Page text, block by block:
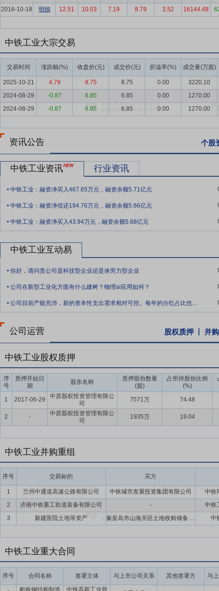
要点6：钢结构制造与安装
公司是我国钢桥梁制造安装的龙头企业，
钢桥5100余座，生产制造的桥梁钢结构、钢索塔产品处于国际先进水
工业厂房、车站、展馆等建筑钢结构业务。近年来，公司加快推动钢
机器人等系列化智能装备，提升生产制造过程的自动化、信息化、数
境、大跨度大节段等高精尖技术储备。
要点7：新型轨道交通产业
公司在新型轨道交通领域具备了钢结构轨
全运行维护、列车控制技术方面具有集成优势。
要点8：新型科技环保产业
公司新型科技环保产业以环保装备制造和
投资、设计咨询、建设运营、施工总承包、设备集成制造、运营管理”
业离不开科技赋能，要大力加强技术攻关，走自主创新的发展路子。
化、绿色化设备应用。国务院印发制造业绿色低碳发展行动方案，部
达峰碳中和。围绕科技强国建设，国家要求聚焦“补短板、锻长板”突
动AI在经济社会各领域深度融合，并发布“人工智能+交通运输”的实施
要点10： 技术优势
报告期内，公司参与建设的南沙港铁路跨洪奇沥
“世界首座高速铁路与公路悬索桥设计方法与工程实施关键技术”荣获
座高速铁路与公路悬索桥设计方法与工程实施关键技术”等14项成果
省级企业技术中心1家和市级企业技术中心1家。截至2025年底，公
专利奖金奖3项、银奖1项、优秀奖8项，中国工业大奖2项，中国好
其中55项成果达到国际领先水平，165项成果达到国际先进水平；获
人，享受国务院政府津贴人才16人，国家专项计划专家1人，36人次
要点11：制造优势
报告期内，公司持续加大现有工厂、车间、生产
要点12：数字化优势
互联网融合创新，取得显著成效。公司共荣获信息化类荣誉27项，其
功入选国家数据局高质量数据集建设先行先试企业名单，中铁山桥（
部验收，大跨度公铁桥用高性能钢构件智能工厂等5家工厂获评先进级
工智能架构体系，以中铁工业大脑为核心平台，实现数据、模型与智
推动AI技术与盾构、道岔等重点领域深度融合；重点实施11个AI应用
为企业智能化转型升级提供有力支撑。
要点13： 品牌优势
报告期内，中铁工业品牌优势和竞争力持续增强
价值增至174.87亿元，持续保持增长势头，居于机械设备榜单前列，
的硬实力与国际认可度。公司积极参加世界高铁大会暨中国国际现代
建造博览会、2025轨博会等国内外知名展会，通过主旨报告、产品
术实力；出口海外最大直径盾构机“帕蒂加朗号”、央企十大国之重器“
音，品牌话语权不断增强。塑造“智峰宝”科技IP，服务智能制造，原
《人民日报》、新华社、中央电视台等中央主流媒体刊稿700余篇，
要点14：子公司入选“创建世界一流专精特新示范企业” 2023年3月
2016-10-18
明细 12.51 10.03 7.19 8.79 3.52 16144.48
中铁工业大宗交易
交易时间 涨跌幅(%) 收盘价(元) 成交价(元) 折溢率(%) 成交量(万股)
2025-10-21 4.79 8.75 8.75 0.00
3220.10
2024-08-29
-0.87 6.85 6.85 0.00
1270.00
2024-08-29
-0.87 6.85 6.85 0.00 1270.00
资讯公告 个股
中铁工业资讯 行业资讯
. 中铁工业：融资净买入467.65万元，融资余额5.71亿元
. 中铁工业：融资净偿还194.76万元，融资余额5.66亿元
. 中铁工业：融资净买入43.94万元，融资余额5.68亿元
中铁工业互动易
. 你好，请问贵公司是科技型企业还是体劳力型企业
. 公司在新型工业化方面有什么建树？物理ai应用如何？
. 公司目前产能充沛，新的资本性支出需求相对可控。每年的分红占比也不高，是否考虑用账
公司运营 股权质押 并
中铁工业股权质押
序
号
质押开始日
期
股东名称
质押股份数量
(股)
占所持股份比例
(%)
1 2017-06-29
中原股权投资管理有限公
司
7571万 74.48
2 -
中原股权投资管理有限公
司
1935万 19.04
中铁工业并购重组
序号 交易标的 买方
1 兰州中通道高速公路有限公司 中铁城市发展投资集团有限公司
中铁
2
济南中铁重工轨道装备有限公司 -
中铁
3
新建医院土地等资产 秦皇岛市山海关区土地收购储备交易中心 中
中铁工业重大合同
序号 合同名称 签署主体 与上市公司关系 其他签署方 与
船板钢结构制造 中铁高新工业股